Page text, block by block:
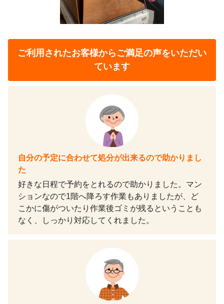
ご利用されたお客様から ご満足の声をいただい
ています
自分の予定に合わせて処分が出来るので助かりまし
た
好きな日程で予約をとれるので助かりました。マン
ションなので1階へ降ろす作業もありましたが、ど
こかに傷がついたり作業後ゴミが残るということも
なく、しっかり対応してくれました。